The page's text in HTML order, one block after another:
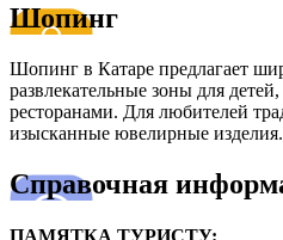
Шопинг
Шопинг в Катаре предлагает
развлекательные зоны для детей,
ресторанами. Для любителей
изысканные ювелирные изделия.
Справочная
ПАМЯТКА ТУРИСТУ: